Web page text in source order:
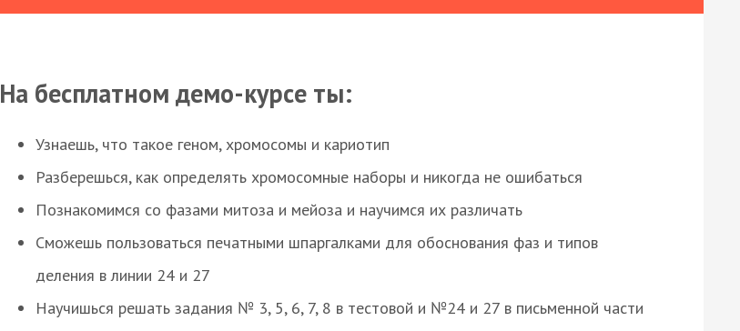
На бесплатном демо-курсе ты:
Узнаешь, что такое геном, хромосомы и кариотип
Разберешься, как определять хромосомные наборы и никогда не ошибаться
Познакомимся со фазами митоза и мейоза и научимся их различать
Сможешь пользоваться печатными шпаргалками для обоснования фаз и типов
деления в линии 24 и 27
Научишься решать задания № 3, 5, 6, 7, 8 в тестовой и №24 и 27 в письменной части